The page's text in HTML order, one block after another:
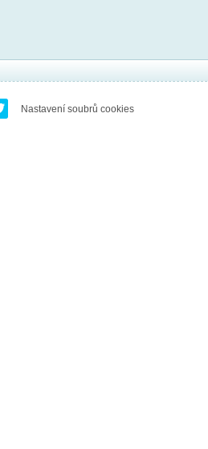
Nastavení soubrů cookies